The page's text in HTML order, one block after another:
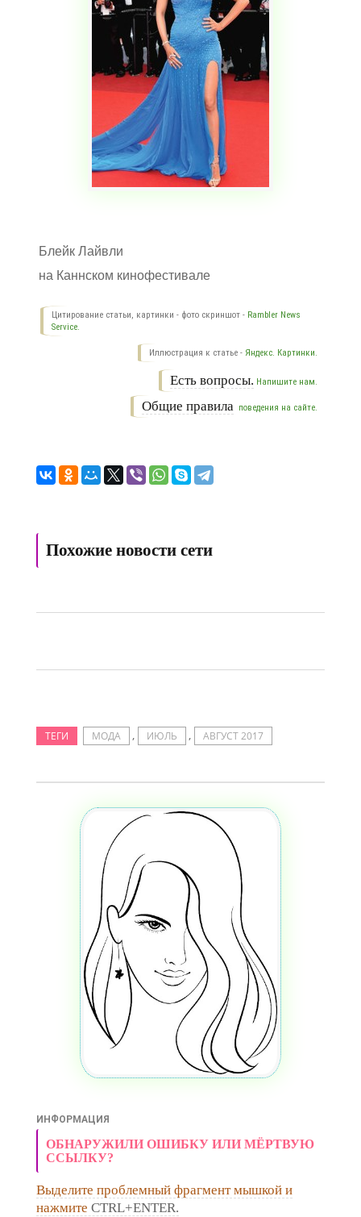
Блейк Лайвли
на Каннском кинофестивале
Цитирование статьи, картинки - фото скриншот - Rambler News
Service.
Иллюстрация к статье - Яндекс. Картинки.
Есть вопросы. Напишите нам.
Общие правила поведения на сайте.
Похожие новости сети
ТЕГИ МОДА , ИЮЛЬ , АВГУСТ 2017
ИНФОРМАЦИЯ
ОБНАРУЖИЛИ ОШИБКУ ИЛИ МЁРТВУЮ
ССЫЛКУ?
Выделите проблемный фрагмент мышкой и
нажмите CTRL+ENTER.